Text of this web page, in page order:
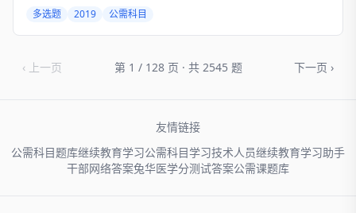
健康素养范畴的是
多选题 2019 公需科目
‹ 上一页 第 1 / 128 页 · 共 2545 题 下一页 ›
友情链接
公需科目题库继续教育学习公需科目学习技术人员继续教育学习助手
干部网络答案兔华医学分测试答案公需课题库